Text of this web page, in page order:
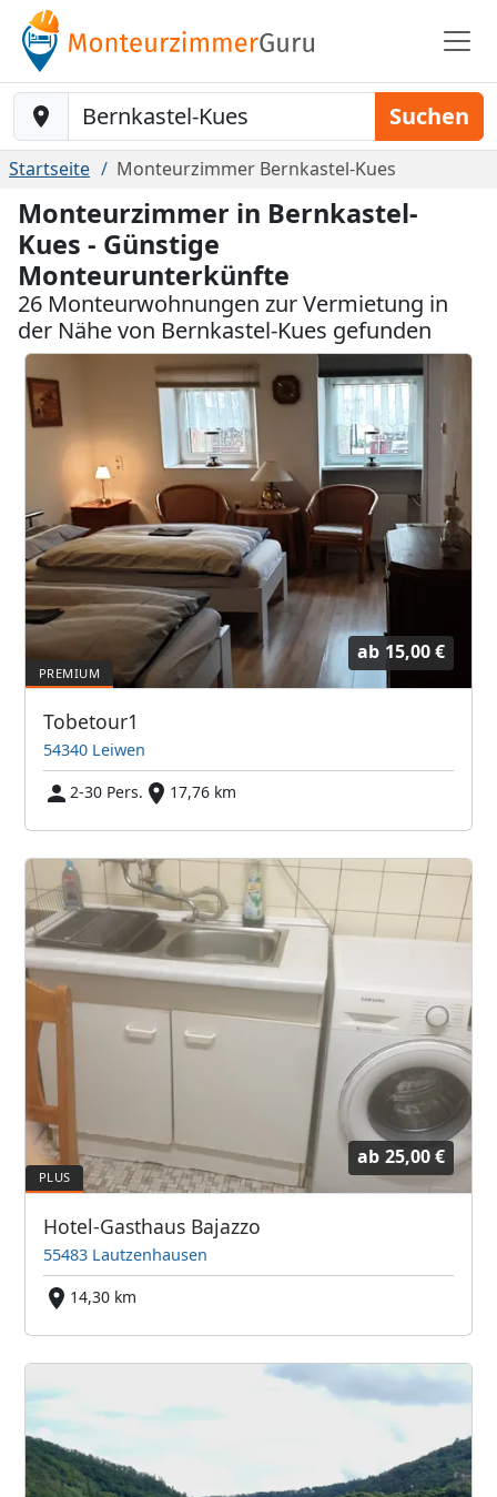
Baustelle-Location Suchen
Startseite Monteurzimmer Bernkastel-Kues
Monteurzimmer in Bernkastel-
Kues - Günstige
Monteurunterkünfte
26 Monteurwohnungen zur Vermietung in
der Nähe von Bernkastel-Kues gefunden
ab 15,00 €
Tobetour1
54340 Leiwen
2-30 Pers.
17,76 km
ab 25,00 €
Hotel-Gasthaus Bajazzo
55483 Lautzenhausen
14,30 km